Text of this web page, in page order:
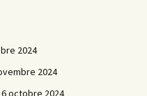
2024
2024
6 octobre 2024